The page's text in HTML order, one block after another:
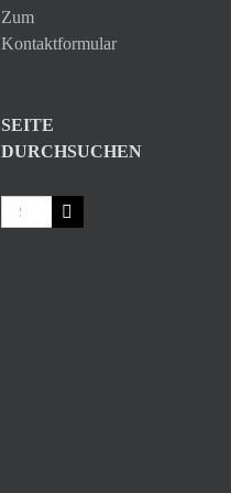
Zum
Kontaktformular
SEITE
DURCHSUCHEN
Suche
nach: